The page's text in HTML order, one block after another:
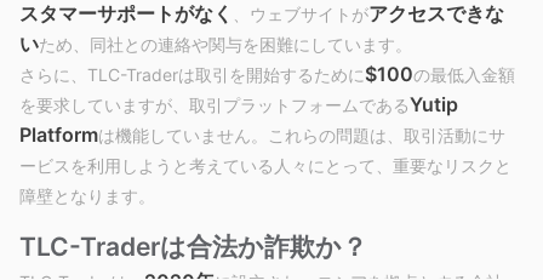
スタマーサポートがなく
、ウェブサイトがアクセスできな
いため、同社との連絡や関与を困難にしています。
さらに、TLC-Traderは取引を開始するために$100の最低入金額
を要求していますが、取引プラットフォームであるYutip
Platformは機能していません。これらの問題は、取引活動にサ
ービスを利用しようと考えている人々にとって、重要なリスクと
障壁となります。
TLC-Traderは合法か詐欺か？